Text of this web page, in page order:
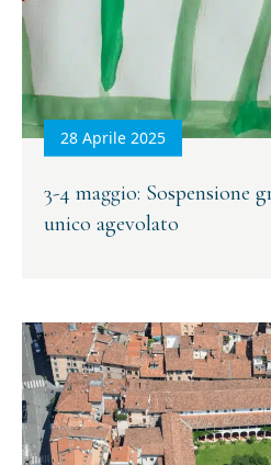
28 Aprile 2025
3-4 maggio: Sospensione
unico agevolato